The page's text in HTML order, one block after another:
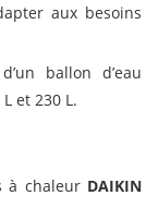
aux besoins
ballon d’eau
et 230 L.
à chaleur DAIKIN